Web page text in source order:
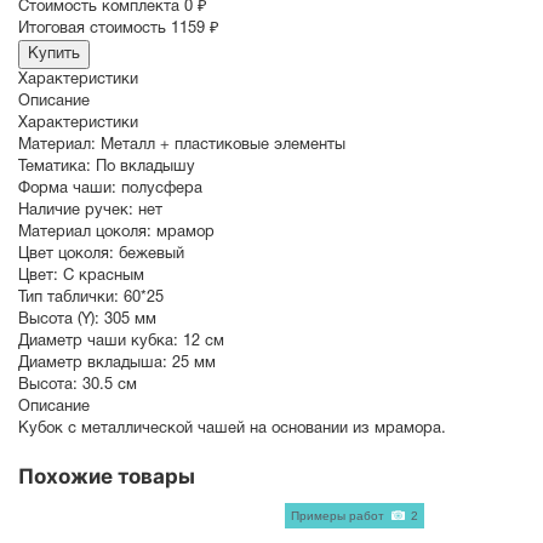
Стоимость комплекта 0 ₽
Итоговая стоимость 1159 ₽
Купить
Характеристики
Описание
Характеристики
Материал: Металл + пластиковые элементы
Тематика:
По вкладышу
Форма чаши: полусфера
Наличие ручек: нет
Материал цоколя: мрамор
Цвет цоколя: бежевый
Цвет: С красным
Тип таблички: 60*25
Высота (Y): 305 мм
Диаметр чаши кубка: 12 см
Диаметр вкладыша: 25 мм
Высота: 30.5 см
Описание
Кубок с металлической чашей на основании из мрамора.
Похожие товары
Примеры работ 2